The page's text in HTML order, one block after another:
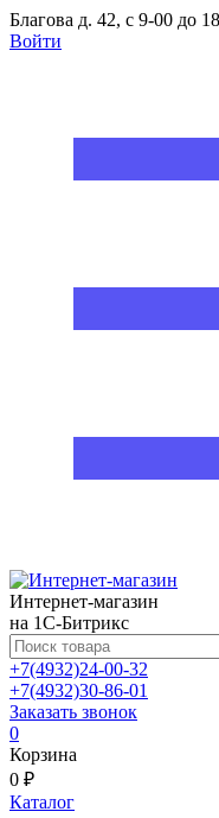
Благова д. 42, с 9-00 до
Войти
Интернет-магазин
на 1С-Битрикс
+7(4932)24-00-32
+7(4932)30-86-01
Заказать звонок
0
Корзина
0 ₽
Каталог